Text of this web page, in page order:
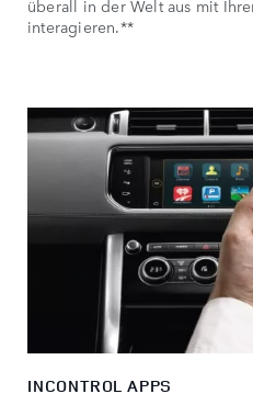
überall in der Welt aus mit
interagieren.**
INCONTROL APPS